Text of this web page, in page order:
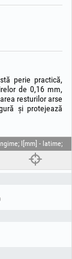
perie practică,
de 0,16 mm,
resturilor arse
și protejează
l[mm] - latime;